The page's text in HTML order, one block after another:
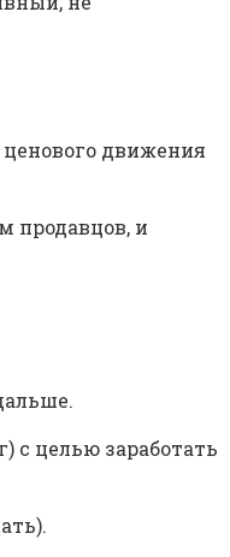
ценового движения
продавцов, и
с целью заработать